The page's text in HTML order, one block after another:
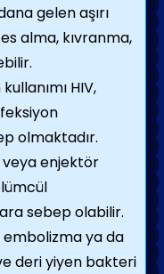
gelen aşırı
alma, kıvranma,
HIV,
olmaktadır.
enjektör
sebep olabilir.
embolizma ya da
deri yiyen bakteri